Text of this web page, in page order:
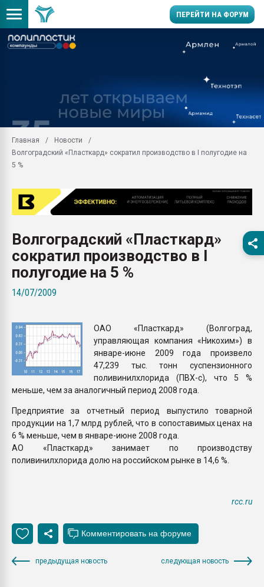
ПЕРЕЙТИ НА ФОРУМ
29.07.2026 ФРП помог
заводу пластмасс"
28.07.2026
первый план в
28.07.2026
ситуацией на
Главная
Новости
Волгоградский «Пласткард» сократил производство в I полугодие на
5 %
Волгоградский «Пласткард»
сократил производство в I
полугодие на 5 %
14/07/2009
ОАО «Пласткард» (Волгоград,
управляющая компания «Никохим») в
январе-июне 2009 года произвело
47,239 тыс. тонн суспензионного
поливинилхлорида (ПВХ-с), что 5 %
меньше, чем за аналогичный период 2008 года.
Предприятие за отчетный период выпустило товарной
продукции на 1,7 млрд рублей, что в сопоставимых ценах на
6 % меньше, чем в январе-июне 2008 года.
АО «Пласткард» занимает по производству
поливинилхлорида долю на российском рынке в 14,6 %.
rcc.ru
предыдущая новость следующая новость